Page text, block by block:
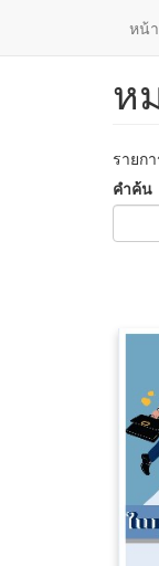
หน้
ห
รายก
คำค้น